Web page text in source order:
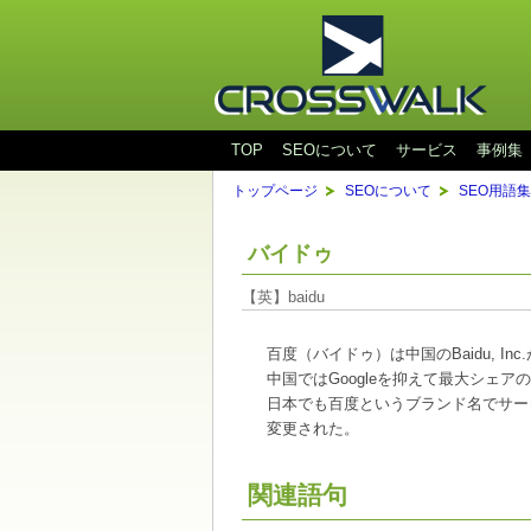
TOP SEOについて サービス 事例集
トップページ SEOについて SEO用語集
バイドゥ
【英】baidu
百度（バイドゥ）は中国のBaidu,
中国ではGoogleを抑えて最大シェアの
日本でも百度というブランド名でサ
変更された。
関連語句